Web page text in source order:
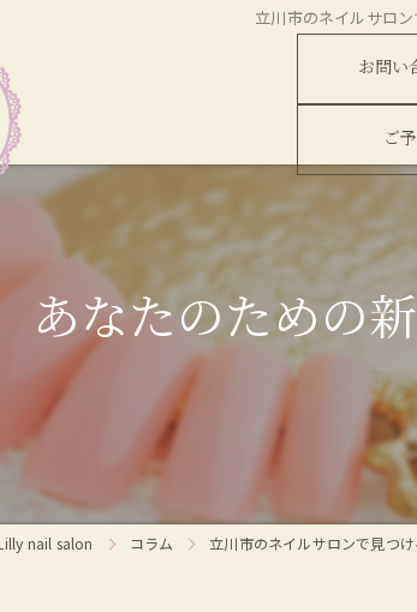
立川市のネイルサロ
お問い
ご
あなたのための
nail salon コラム 立川市のネイルサロンで見つ